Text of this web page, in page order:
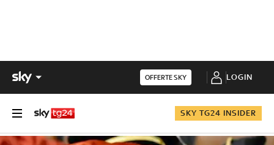
OFFERTE SKY LOGIN
SKY TG24 INSIDER